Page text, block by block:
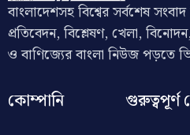
বাংলাদেশসহ বিশ্বের সর্বশেষ
প্রতিবেদন, বিশ্লেষণ, খেলা,
ও বাণিজ্যের বাংলা নিউজ পড়তে
কোম্পানি গুরুত্বপূর্ণ